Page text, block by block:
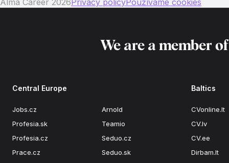
We are a member of
Central Europe
Jobs.cz
Profesia.sk
Profesia.cz
Prace.cz
Arnold
Teamio
Seduo.cz
Seduo.sk
Baltics
CVonline.lt
CV.lv
CV.ee
Dirbam.lt